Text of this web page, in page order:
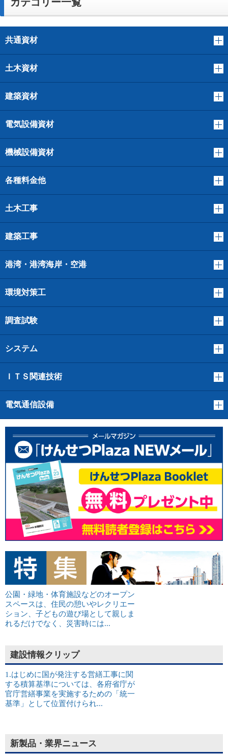
共通資材
土木資材
建築資材
電気設備資材
機械設備資材
各種料金他
土木工事
建築工事
港湾・港湾海岸・空港
環境対策工
調査試験
システム
ＩＴＳ関連技術
電気通信設備
公園・緑地・体育施設などのオープン
スペースは、住民の憩いやレクリエー
ション、子どもの遊び場として親しま
れるだけでなく、災害時には...
建設情報クリップ
1.はじめに国が発注する営繕工事に関
する積算基準については、各府省庁が
官庁営繕事業を実施するための「統一
基準」として位置付けられ...
新製品・業界ニュース